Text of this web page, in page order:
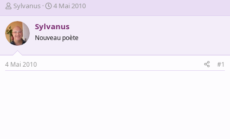
A
u
t
e
u
r
d
e
Sylvanus
D
a
t
d
é
4 Mai 2010
Sylvanus
Nouveau poète
4 Mai 2010 #1